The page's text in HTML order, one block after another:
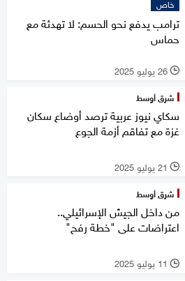
خاص
ترامب يدفع نحو الحسم: لا تهدئة مع
حماس
l 26 يوليو 2025
شرق أوسط
سكاي نيوز عربية ترصد أوضاع سكان
غزة مع تفاقم أزمة الجوع
l 21 يوليو 2025
شرق أوسط
من داخل الجيش الإسرائيلي..
اعتراضات على "خطة رفح"
l 11 يوليو 2025